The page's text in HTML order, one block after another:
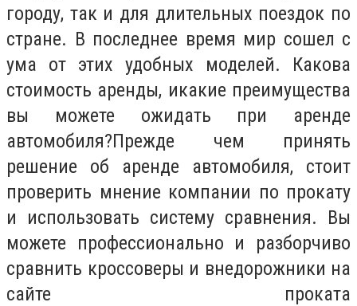
городу, так и для длительных поездок по
стране. В последнее время мир сошел с
ума от этих удобных моделей. Какова
стоимость аренды, икакие преимущества
вы можете ожидать при аренде
автомобиля?Прежде чем принять
решение об аренде автомобиля, стоит
проверить мнение компании по прокату
и использовать систему сравнения. Вы
можете профессионально и разборчиво
сравнить кроссоверы и внедорожники на
сайте проката